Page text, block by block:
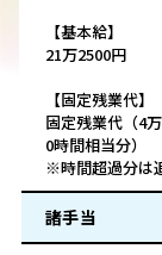
【基本給】
21万2500円
【固定残業代】
固定残業代（4
0時間相当分）
※時間超過分は
諸手当